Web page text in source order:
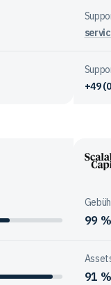
+49
99 %
91 %